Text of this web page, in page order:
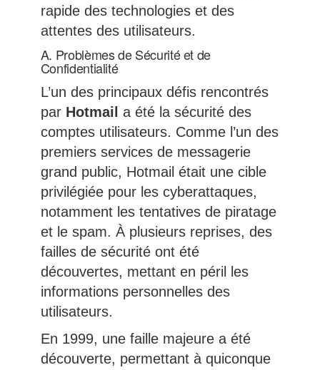
rapide des technologies et des
attentes des utilisateurs.
A. Problèmes de Sécurité et de
Confidentialité
L’un des principaux défis rencontrés
par Hotmail a été la sécurité des
comptes utilisateurs. Comme l’un des
premiers services de messagerie
grand public, Hotmail était une cible
privilégiée pour les cyberattaques,
notamment les tentatives de piratage
et le spam. À plusieurs reprises, des
failles de sécurité ont été
découvertes, mettant en péril les
informations personnelles des
utilisateurs.
En 1999, une faille majeure a été
découverte, permettant à quiconque